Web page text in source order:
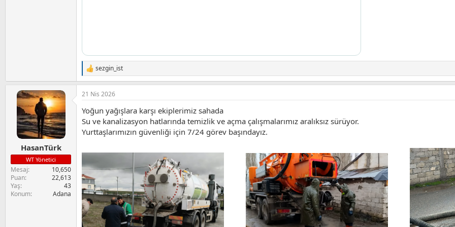
T
e
p
k
l
e
r
:
sezgin_ist
HasanTürk
WT Yönetici
Mesaj
10,650
Puan
22,613
Yaş
43
Konum
Adana
21 Nis 2026
Yoğun yağışlara karşı ekiplerimiz sahada
Su ve kanalizasyon hatlarında temizlik ve açma çalışmalarımız aralıksız sürüyor.
Yurttaşlarımızın güvenliği için 7/24 görev başındayız.